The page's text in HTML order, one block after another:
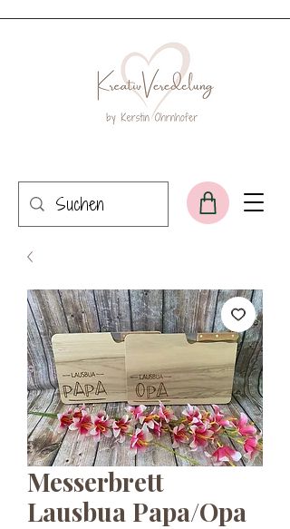
Messerbrett
Lausbua Papa/Opa